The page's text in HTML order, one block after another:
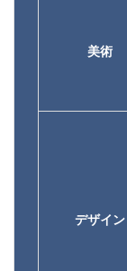
美術
デザイン